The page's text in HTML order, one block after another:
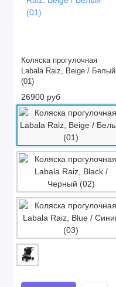
Коляска прогулочная
Labala Raiz, Beige / Белый
(01)
26900 руб